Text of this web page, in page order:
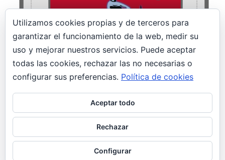
14 enero, 2020
¡Un minero en el estudio! LoudMiner |
BirdMiner
Profesionales de la postproducción musical son
las nuevas víctimas de un malware minero
llamado LoudMiner; oculto en máquinas vituales
para Mac OS X y Windows.
Utilizamos cookies propias y de terceros para
garantizar el funcionamiento de la web, medir su
uso y mejorar nuestros servicios. Puede aceptar
todas las cookies, rechazar las no necesarias o
configurar sus preferencias. Política de cookies
Aceptar todo
Rechazar
Configurar